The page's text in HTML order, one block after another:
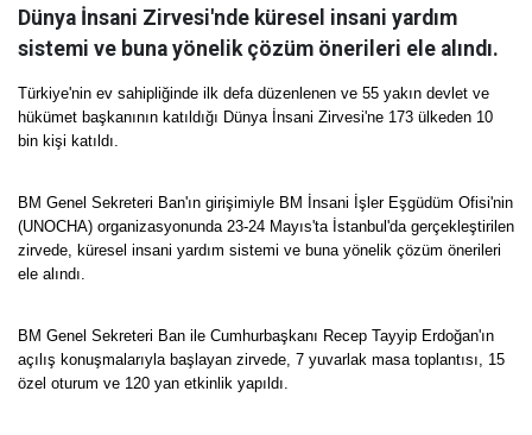
Dünya İnsani Zirvesi'nde küresel insani yardım
sistemi ve buna yönelik çözüm önerileri ele alındı.
Türkiye'nin ev sahipliğinde ilk defa düzenlenen ve 55 yakın devlet ve
hükümet başkanının katıldığı Dünya İnsani Zirvesi'ne 173 ülkeden 10
bin kişi katıldı.
BM Genel Sekreteri Ban'ın girişimiyle BM İnsani İşler Eşgüdüm Ofisi'nin
(UNOCHA) organizasyonunda 23-24 Mayıs'ta İstanbul'da gerçekleştirilen
zirvede, küresel insani yardım sistemi ve buna yönelik çözüm önerileri
ele alındı.
BM Genel Sekreteri Ban ile Cumhurbaşkanı Recep Tayyip Erdoğan'ın
açılış konuşmalarıyla başlayan zirvede, 7 yuvarlak masa toplantısı, 15
özel oturum ve 120 yan etkinlik yapıldı.